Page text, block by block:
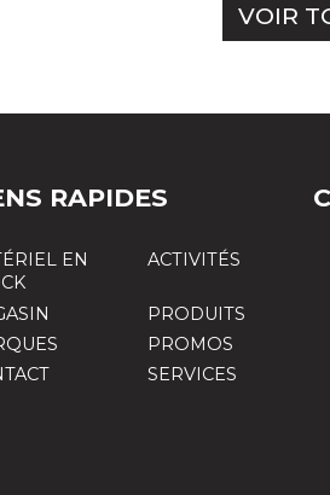
VOIR
RAPIDES
EN
ACTIVITÉS
PRODUITS
PROMOS
SERVICES